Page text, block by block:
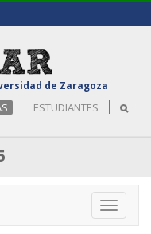
de Zaragoza
ESTUDIANTES
Toggle